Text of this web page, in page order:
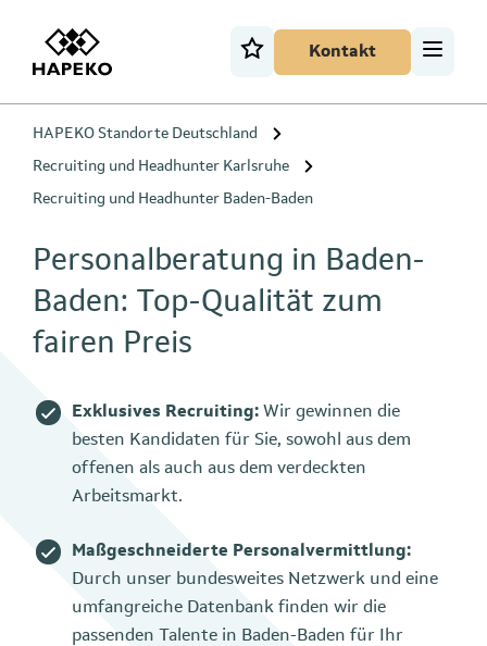
Kontakt
HAPEKO Standorte Deutschland
Recruiting und Headhunter Karlsruhe
Recruiting und Headhunter Baden-Baden
Personalberatung in Baden-
Baden: Top-Qualität zum
fairen Preis
Exklusives Recruiting: Wir gewinnen die
besten Kandidaten für Sie, sowohl aus dem
offenen als auch aus dem verdeckten
Arbeitsmarkt.
Maßgeschneiderte Personalvermittlung:
Durch unser bundesweites Netzwerk und eine
umfangreiche Datenbank finden wir die
passenden Talente in Baden-Baden für Ihr